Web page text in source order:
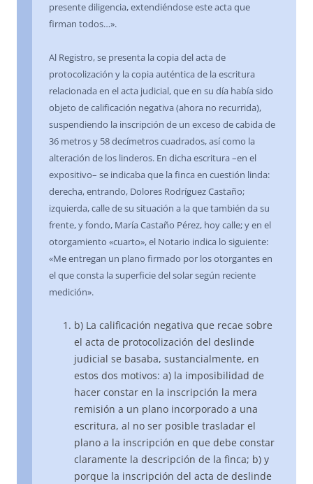
presente diligencia, extendiéndose este acta que
firman todos…».
Al Registro, se presenta la copia del acta de
protocolización y la copia auténtica de la escritura
relacionada en el acta judicial, que en su día había sido
objeto de calificación negativa (ahora no recurrida),
suspendiendo la inscripción de un exceso de cabida de
36 metros y 58 decímetros cuadrados, así como la
alteración de los linderos. En dicha escritura –en el
expositivo– se indicaba que la finca en cuestión linda:
derecha, entrando, Dolores Rodríguez Castaño;
izquierda, calle de su situación a la que también da su
frente, y fondo, María Castaño Pérez, hoy calle; y en el
otorgamiento «cuarto», el Notario indica lo siguiente:
«Me entregan un plano firmado por los otorgantes en
el que consta la superficie del solar según reciente
medición».
b) La calificación negativa que recae sobre
el acta de protocolización del deslinde
judicial se basaba, sustancialmente, en
estos dos motivos: a) la imposibilidad de
hacer constar en la inscripción la mera
remisión a un plano incorporado a una
escritura, al no ser posible trasladar el
plano a la inscripción en que debe constar
claramente la descripción de la finca; b) y
porque la inscripción del acta de deslinde